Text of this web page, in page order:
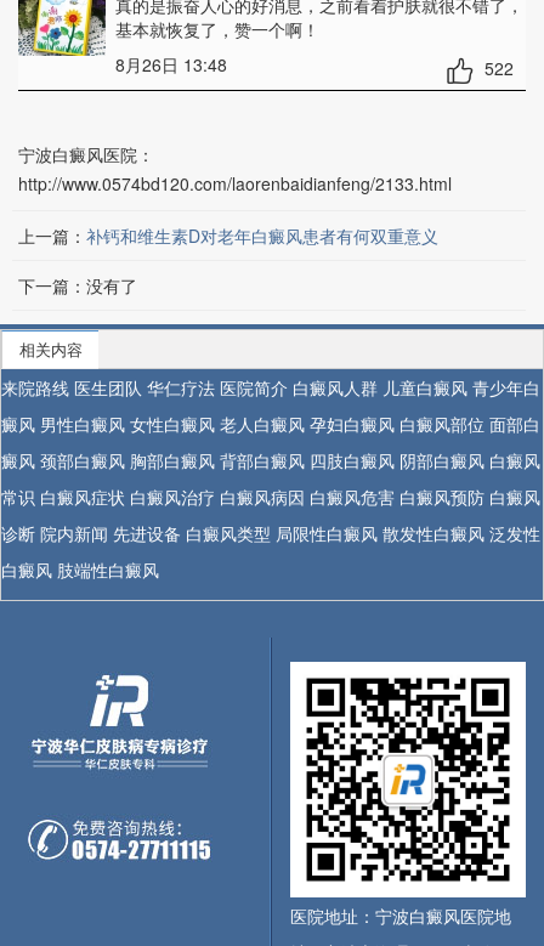
真的是振奋人心的好消息，之前看着护肤就很不错了，
基本就恢复了，赞一个啊！
8月26日 13:48
522
宁波白癜风医院：
http://www.0574bd120.com/laorenbaidianfeng/2133.html
上一篇： 补钙和维生素D对老年白癜风患者有何双重意义
下一篇：没有了
相关内容
来院路线 医生团队 华仁疗法 医院简介 白癜风人群 儿童白癜风 青少年白
癜风 男性白癜风 女性白癜风 老人白癜风 孕妇白癜风 白癜风部位 面部白
癜风 颈部白癜风 胸部白癜风 背部白癜风 四肢白癜风 阴部白癜风 白癜风
常识 白癜风症状 白癜风治疗 白癜风病因 白癜风危害 白癜风预防 白癜风
诊断 院内新闻 先进设备 白癜风类型 局限性白癜风 散发性白癜风 泛发性
白癜风 肢端性白癜风
医院地址：宁波白癜风医院地